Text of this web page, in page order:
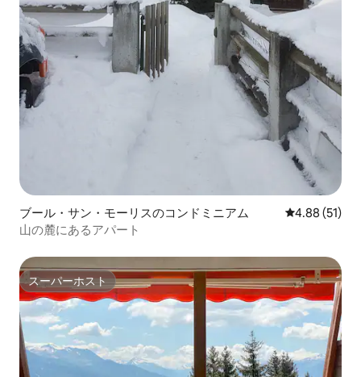
ブール・サン・モーリスのコンドミニアム レビュー51
4.88 (51)
山の麓にあるアパート
スーパーホスト
スーパーホスト